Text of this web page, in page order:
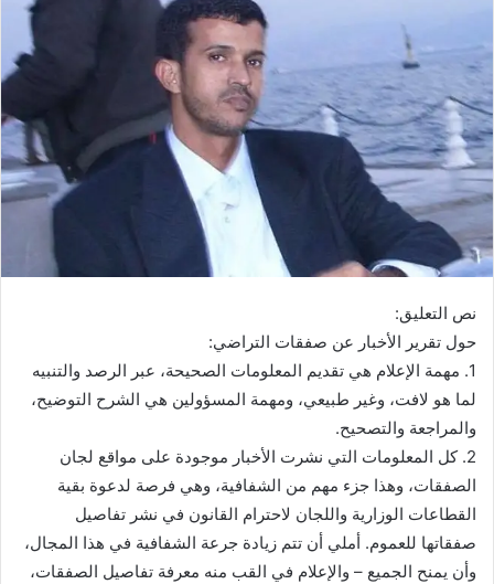
نص التعليق:
حول تقرير الأخبار عن صفقات التراضي:
1. مهمة الإعلام هي تقديم المعلومات الصحيحة، عبر الرصد والتنبيه
لما هو لافت، وغير طبيعي، ومهمة المسؤولين هي الشرح التوضيح،
والمراجعة والتصحيح.
2. كل المعلومات التي نشرت الأخبار موجودة على مواقع لجان
الصفقات، وهذا جزء مهم من الشفافية، وهي فرصة لدعوة بقية
القطاعات الوزارية واللجان لاحترام القانون في نشر تفاصيل
صفقاتها للعموم. أملي أن تتم زيادة جرعة الشفافية في هذا المجال،
وأن يمنح الجميع – والإعلام في القب منه معرفة تفاصيل الصفقات،